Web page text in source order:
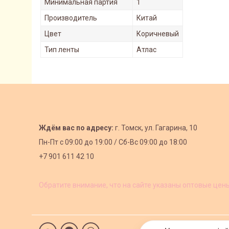
Минимальная партия
1
Производитель
Китай
Цвет
Коричневый
Тип ленты
Атлас
Ждём вас по адресу: г. Томск, ул. Гагарина, 10
Пн-Пт с09:00 до 19:00 /Сб-Вс 09:00 до 18:00
+7 901 611 42 10
Обратите внимание, что на сайте указаны оптовые